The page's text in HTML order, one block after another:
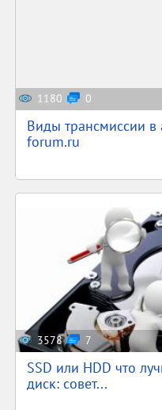
1180 0
Виды трансмиссии
forum.ru
3578 7
SSD или HDD что
диск: совет...